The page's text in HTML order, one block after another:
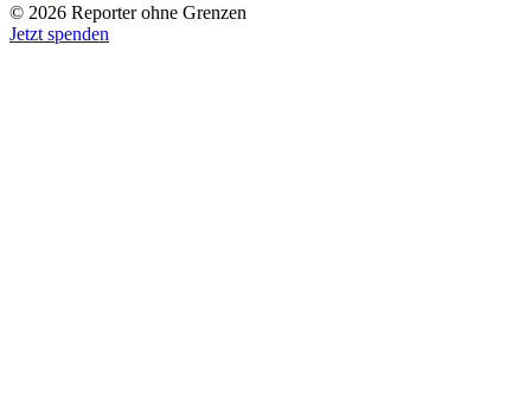
© 2026 Reporter ohne Grenzen
Jetzt spenden